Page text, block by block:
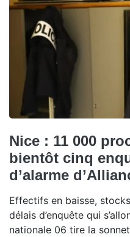
Nice : 11 000
bientôt cinq
d’alarme
Effectifs en baisse,
délais d’enquête qui
nationale 06 tire la